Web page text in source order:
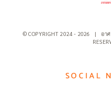
© COPYRIGHT 2024 - 2026 | อาศ
SOCIAL